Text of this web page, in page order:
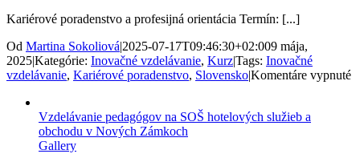
Kariérové poradenstvo a profesijná orientácia Termín: [...]
Od Martina Sokoliová|2025-07-17T09:46:30+02:009 mája,
2025|Kategórie: Inovačné vzdelávanie, Kurz|Tags: Inovačné
vzdelávanie, Kariérové poradenstvo, Slovensko|Komentáre vypnuté
Vzdelávanie pedagógov na SOŠ hotelových služieb a
obchodu v Nových Zámkoch
Gallery